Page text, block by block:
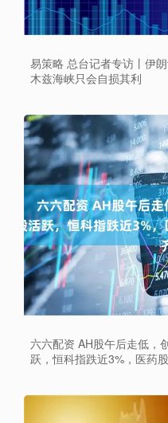
易策略 总台记者专访丨伊
木兹海峡只会自损其利
六六配资 AH股午后走低，
跃，恒科指跌近3%，医药